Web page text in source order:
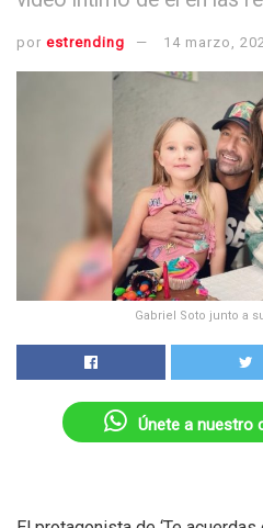
por estrending 14 marzo,
Gabriel Soto junto a
Únete a nuestro